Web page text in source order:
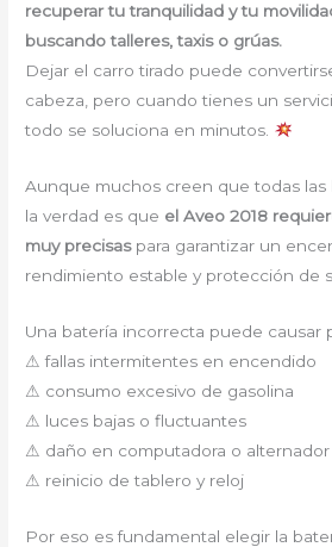
recuperar tu tranquilidad y tu
buscando talleres, taxis o grúas.
Dejar el carro tirado puede
cabeza, pero cuando tienes un
todo se soluciona en minutos.
Aunque muchos creen que todas las
la verdad es que el Aveo 2018
muy precisaspara garantizar un
rendimiento estable y protección de
Una batería incorrecta puede causar
⚠ fallas intermitentes en encendido
⚠ consumo excesivo de gasolina
⚠ luces bajas o fluctuantes
⚠ daño en computadora o alternador
⚠ reinicio de tablero y reloj
Por eso es fundamental elegir la